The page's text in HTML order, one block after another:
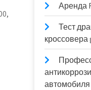
Аренда
Тест
кроссовера
автомобиля